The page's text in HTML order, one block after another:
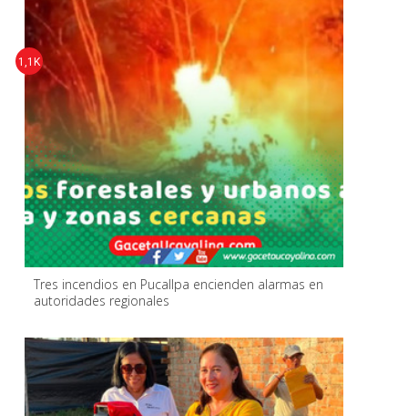
Tres incendios en Pucallpa encienden alarmas en
autoridades regionales
1,1K